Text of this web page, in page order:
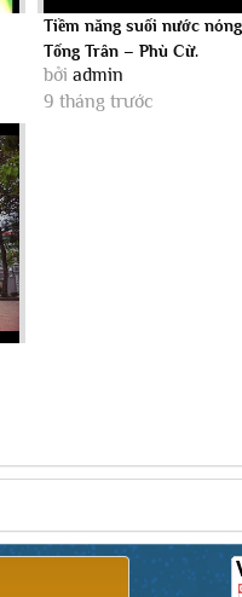
Tiềm năng suối nước
Tống Trân – Phù Cừ.
bởi admin
9 tháng trước